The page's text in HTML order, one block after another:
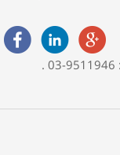
האתר מופעל ע"י בית מרקחת פארמה תמר, אליהו איתן 30, ראשון לציון טלפון :03-9435315 פקס: 03-9511946 .